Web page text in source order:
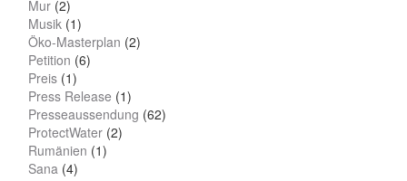
Mur (2)
Musik (1)
Öko-Masterplan (2)
Petition (6)
Preis (1)
Press Release (1)
Presseaussendung (62)
ProtectWater (2)
Rumänien (1)
Sana (4)